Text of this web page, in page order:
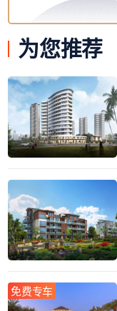
为您推荐
免费专车